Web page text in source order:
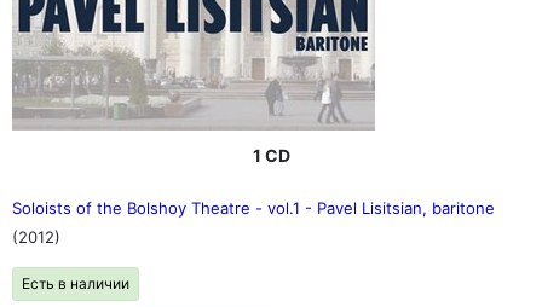
1 CD
Soloists of the Bolshoy Theatre - vol.1 - Pavel Lisitsian, baritone
(2012)
Есть в наличии